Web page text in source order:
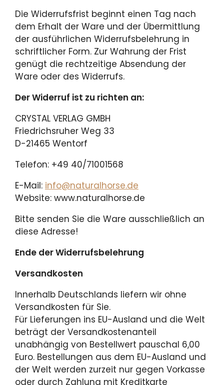
Die Widerrufsfrist beginnt einen Tag nach
dem Erhalt der Ware und der Übermittlung
der ausführlichen Widerrufsbelehrung in
schriftlicher Form. Zur Wahrung der Frist
genügt die rechtzeitige Absendung der
Ware oder des Widerrufs.
Der Widerruf ist zu richten an:
CRYSTAL VERLAG GMBH
Friedrichsruher Weg 33
D-21465 Wentorf
Telefon: +49 40/71001568
E-Mail: info@naturalhorse.de
Website: www.naturalhorse.de
Bitte senden Sie die Ware ausschließlich an
diese Adresse!
Ende der Widerrufsbelehrung
Versandkosten
Innerhalb Deutschlands liefern wir ohne
Versandkosten für Sie.
Für Lieferungen ins EU-Ausland und die Welt
beträgt der Versandkostenanteil
unabhängig von Bestellwert pauschal 6,00
Euro. Bestellungen aus dem EU-Ausland und
der Welt werden zurzeit nur gegen Vorkasse
oder durch Zahlung mit Kreditkarte